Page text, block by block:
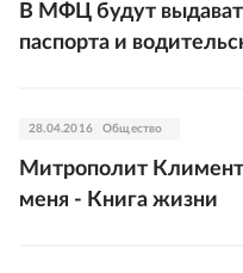
В МФЦ будут
паспорта и
28.04.2016 Общество
Митрополит
меня - Книга жизни